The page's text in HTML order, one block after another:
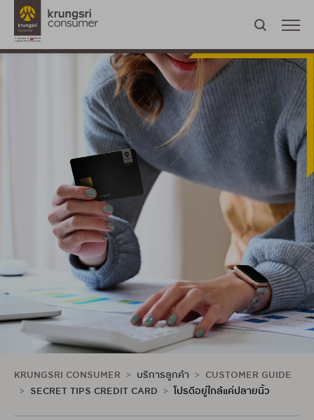
KRUNGSRI CONSUMER บริการลูกค้า
CUSTOMER GUIDE
SECRET TIPS CREDIT CARD
โปรดีอยู่ใกล้แค่ปลายนิ้ว